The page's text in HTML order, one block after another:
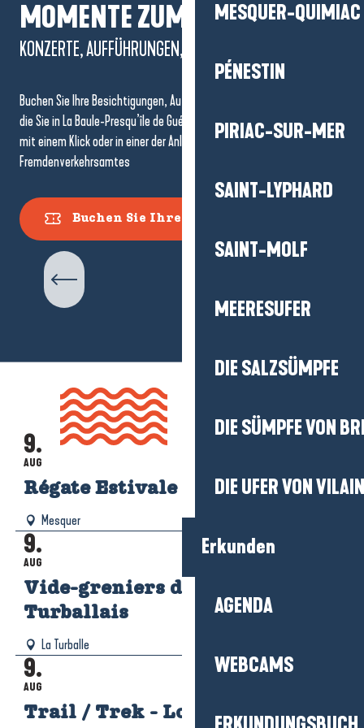
MESQUER-QUIMIAC
PÉNESTIN
PIRIAC-SUR-MER
SAINT-LYPHARD
SAINT-MOLF
MEERESUFER
DIE SALZSÜMPFE
DIE SÜMPFE VON
DIE UFER VON
Erkunden
AGENDA
WEBCAMS
MOMENTE ZUM LEBEN!
KONZERTE, AUFFÜHRUNGEN, BESICHTIGUNGEN...
Buchen Sie Ihre Besichtigungen, Aufführungen und Veranstaltungen,
die Sie in La Baule-Presqu’île de Guérande nicht verpassen dürfen…
mit einem Klick oder in einer der Anlaufstellen des
Fremdenverkehrsamtes
Buchen Sie Ihre Tickets
Geführte Touren
AGENDA
Mehr erfahren
9.
AUG
Régate Estivale de Quimiac
Mesquer
9.
AUG
Vide-greniers du Moto Club
Turballais
La Turballe
9.
AUG
Trail / Trek - Longe-Côte